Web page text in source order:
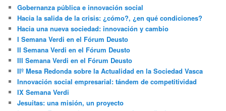
Gobernanza pública e innovación social
Hacia la salida de la crisis: ¿cómo?, ¿en qué condiciones?
Hacia una nueva sociedad: innovación y cambio
I Semana Verdi en el Fórum Deusto
II Semana Verdi en el Fórum Deusto
III Semana Verdi en el Fórum Deusto
IIº Mesa Redonda sobre la Actualidad en la Sociedad Vasca
Innovación social empresarial: tándem de competitividad
IX Semana Verdi
Jesuitas: una misión, un proyecto